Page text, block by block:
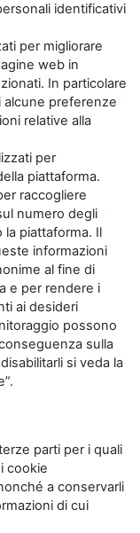
identificativi
per migliorare
web in
In particolare
alcune preferenze
relative alla
per
piattaforma.
raccogliere
numero degli
piattaforma. Il
informazioni
al fine di
e per rendere i
ai desideri
possono
sulla
si veda la
parti per i quali
cookie
a conservarli
di cui